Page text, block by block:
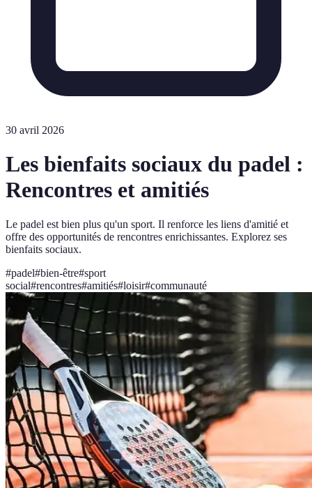
30 avril 2026
Les bienfaits sociaux du padel :
Rencontres et amitiés
Le padel est bien plus qu'un sport. Il renforce les liens d'amitié et
offre des opportunités de rencontres enrichissantes. Explorez ses
bienfaits sociaux.
#padel#bien-être#sport
social#rencontres#amitiés#loisir#communauté